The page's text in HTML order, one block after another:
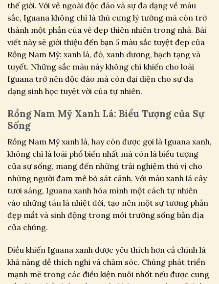
thế giới. Với vẻ ngoài độc đáo và sự đa dạng về màu
sắc, Iguana không chỉ là thú cưng lý tưởng mà còn trở
thành một phần của vẻ đẹp thiên nhiên trong nhà. Bài
viết này sẽ giới thiệu đến bạn 5 màu sắc tuyệt đẹp của
Rồng Nam Mỹ: xanh lá, đỏ, xanh dương, bạch tạng và
tuyết. Những sắc màu này không chỉ khiến cho loài
Iguana trở nên độc đáo mà còn đại diện cho sự đa
dạng sinh học tuyệt vời của tự nhiên.
Rồng Nam Mỹ Xanh Lá: Biểu Tượng của Sự
Sống
Rồng Nam Mỹ xanh lá, hay còn được gọi là Iguana xanh,
không chỉ là loài phổ biến nhất mà còn là biểu tượng
của sự sống, mang đến những trải nghiệm thú vị cho
những người đam mê bò sát cảnh. Với màu xanh lá cây
tươi sáng, Iguana xanh hòa mình một cách tự nhiên
vào những tán lá nhiệt đới, tạo nên một sự tương phản
đẹp mắt và sinh động trong môi trường sống bản địa
của chúng.
Điều khiến Iguana xanh được yêu thích hơn cả chính là
khả năng dễ thích nghi và chăm sóc. Chúng phát triển
mạnh mẽ trong các điều kiện nuôi nhốt nếu được cung